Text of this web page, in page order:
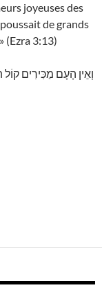
joyeuses des
de grands
(Ezra 3:13)
וְאֵין הָעָם מַכִּירִים